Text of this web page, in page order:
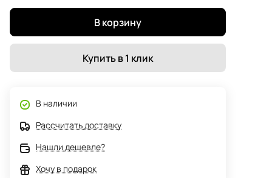
В корзину
Купить в 1 клик
В наличии
Рассчитать доставку
Нашли дешевле?
Хочу в подарок